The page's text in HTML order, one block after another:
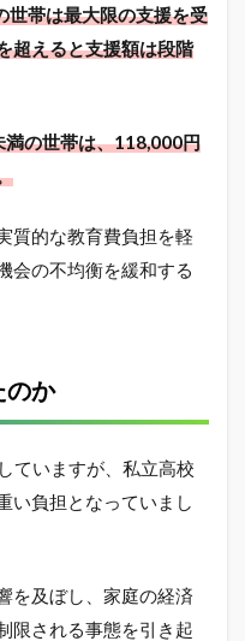
世帯は最大限の支援を受
超えると支援額は段階
の世帯は、118,000円
質的な教育費負担を軽
会の不均衡を緩和する
のか
ていますが、私立高校
い負担となっていまし
を及ぼし、家庭の経済
限される事態を引き起